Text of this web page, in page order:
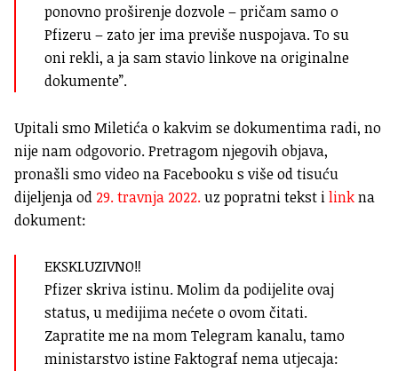
ponovno proširenje dozvole – pričam samo o
Pfizeru – zato jer ima previše nuspojava. To su
oni rekli, a ja sam stavio linkove na originalne
dokumente”.
Upitali smo Miletića o kakvim se dokumentima radi, no
nije nam odgovorio. Pretragom njegovih objava,
pronašli smo video na Facebooku s više od tisuću
dijeljenja od 29. travnja 2022.uz popratni tekst ilinkna
dokument:
EKSKLUZIVNO‼️
Pfizer skriva istinu. Molim da podijelite ovaj
status, u medijima nećete o ovom čitati.
Zapratite me na mom Telegram kanalu, tamo
ministarstvo istine Faktograf nema utjecaja: